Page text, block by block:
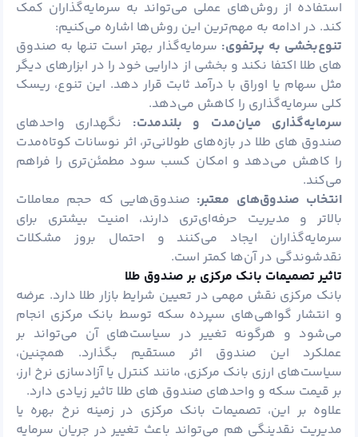
استفاده از روش‌های عملی می‌تواند به سرمایه‌گذاران کمک
کند. در ادامه به مهم‌ترین این روش‌ها اشاره می‌کنیم:
تنوع‌بخشی به پرتفوی: سرمایه‌گذار بهتر است تنها به صندوق
های طلا اکتفا نکند و بخشی از دارایی خود را در ابزارهای دیگر
مثل سهام یا اوراق با درآمد ثابت قرار دهد. این تنوع، ریسک
کلی سرمایه‌گذاری را کاهش می‌دهد.
سرمایه‌گذاری میان‌مدت و بلندمدت: نگهداری واحدهای
صندوق های طلا در بازه‌های طولانی‌تر، اثر نوسانات کوتاه‌مدت
را کاهش می‌دهد و امکان کسب سود مطمئن‌تری را فراهم
می‌کند.
انتخاب صندوق‌های معتبر: صندوق‌هایی که حجم معاملات
بالاتر و مدیریت حرفه‌ای‌تری دارند، امنیت بیشتری برای
سرمایه‌گذاران ایجاد می‌کنند و احتمال بروز مشکلات
نقدشوندگی در آن‌ها کمتر است.
تاثیر تصمیمات بانک مرکزی بر صندوق طلا
بانک مرکزی نقش مهمی در تعیین شرایط بازار طلا دارد. عرضه
و انتشار گواهی‌های سپرده سکه توسط بانک مرکزی انجام
می‌شود و هرگونه تغییر در سیاست‌های آن می‌تواند بر
عملکرد این صندوق اثر مستقیم بگذارد. همچنین،
سیاست‌های ارزی بانک مرکزی، مانند کنترل یا آزادسازی نرخ ارز،
بر قیمت سکه و واحدهای صندوق های طلا تاثیر زیادی دارد.
علاوه بر این، تصمیمات بانک مرکزی در زمینه نرخ بهره یا
مدیریت نقدینگی هم می‌تواند باعث تغییر در جریان سرمایه